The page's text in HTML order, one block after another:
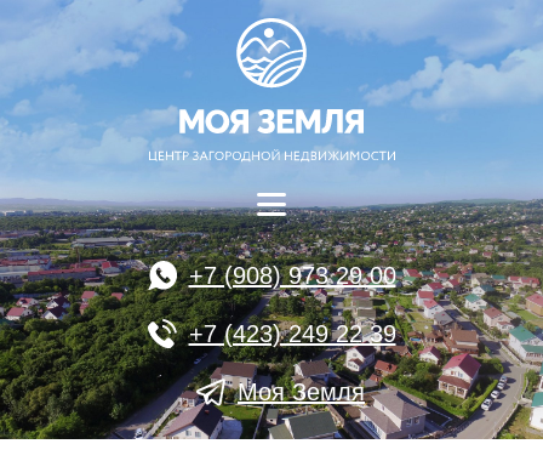
+7 (908) 973 29 00
+7 (423) 249 22 39
Моя Земля